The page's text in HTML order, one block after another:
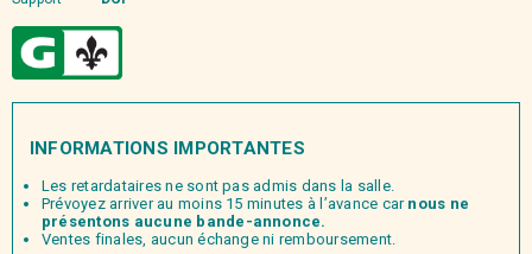
INFORMATIONS IMPORTANTES
Les retardataires ne sont pas admis dans la salle.
Prévoyez arriver au moins 15 minutes à l’avance carnous ne
présentons aucune bande-annonce.
Ventes finales, aucun échange ni remboursement.